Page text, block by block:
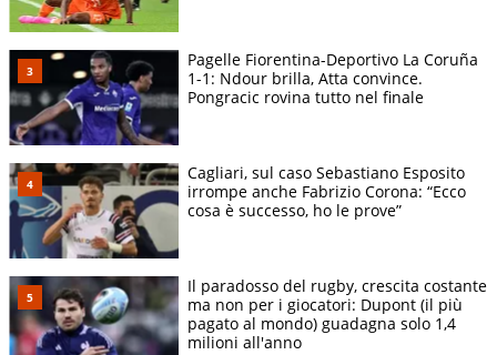
Pagelle Fiorentina-Deportivo La Coruña
1-1: Ndour brilla, Atta convince.
Pongracic rovina tutto nel finale
Cagliari, sul caso Sebastiano Esposito
irrompe anche Fabrizio Corona: “Ecco
cosa è successo, ho le prove”
Il paradosso del rugby, crescita costante
ma non per i giocatori: Dupont (il più
pagato al mondo) guadagna solo 1,4
milioni all'anno